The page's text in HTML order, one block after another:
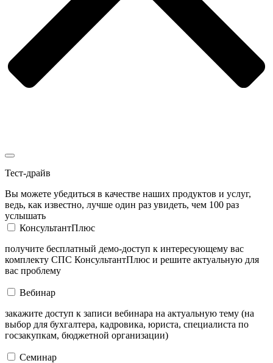
Тест-драйв
Вы можете убедиться в качестве наших продуктов и услуг,
ведь, как известно, лучше один раз увидеть, чем 100 раз
услышать
КонсультантПлюс
получите бесплатный демо-доступ к интересующему вас
комплекту СПС КонсультантПлюс и решите актуальную для
вас проблему
Вебинар
закажите доступ к записи вебинара на актуальную тему (на
выбор для бухгалтера, кадровика, юриста, специалиста по
госзакупкам, бюджетной организации)
Семинар